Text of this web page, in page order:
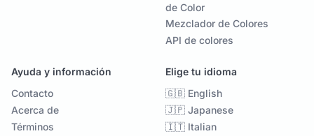
de Color
Mezclador de Colores
API de colores
Ayuda y información
Contacto
Acerca de
Términos
Elige tu idioma
🇬🇧 English
🇯🇵 Japanese
🇮🇹 Italian